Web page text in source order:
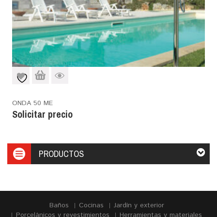
ONDA 50 ME
Solicitar precio
PRODUCTOS
Baños Cocinas
Jardín y exterior